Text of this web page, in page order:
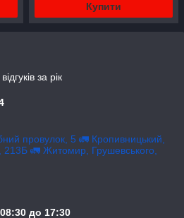
Купити
за рік
провулок, 5 🚛 Кропивницький,
🚛 Житомир, Грушевського,
до 17:30